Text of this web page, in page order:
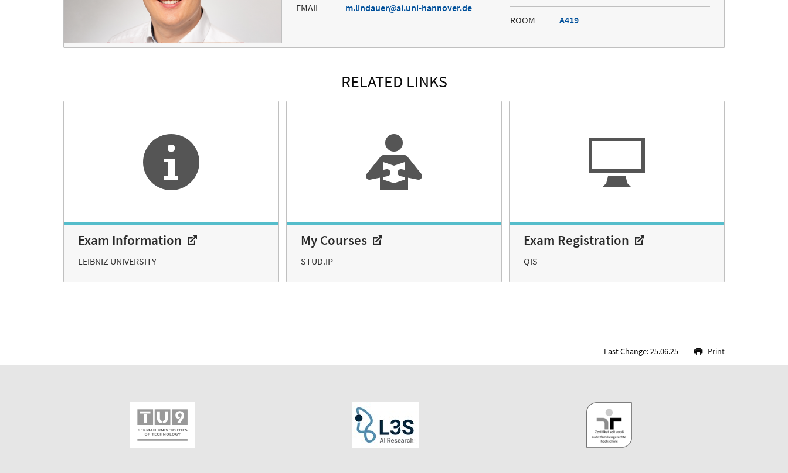
EMAIL m.lindauer ai.uni-hannover.de
ROOM A419
RELATED LINKS
Exam Information
LEIBNIZ UNIVERSITY
My Courses
STUD.IP
Exam Registration
QIS
Last Change: 25.06.25 Print